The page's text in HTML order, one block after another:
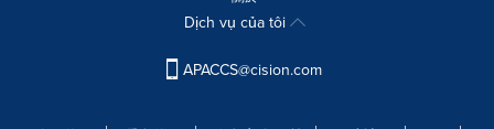
Dịch vụ của tôi
APACCS@cision.com